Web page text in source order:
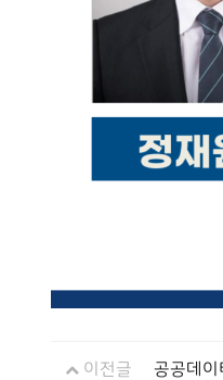
이전글 공공데